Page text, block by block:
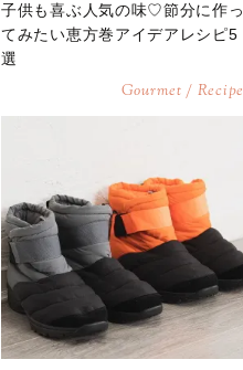
子供も喜ぶ人気の味♡節分に作っ
てみたい恵方巻アイデアレシピ5
選
Gourmet / Recipe